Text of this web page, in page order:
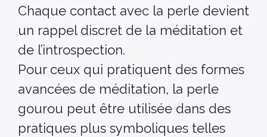
Chaque contact avec la perle devient
un rappel discret de la méditation et
de l’introspection.
Pour ceux qui pratiquent des formes
avancées de méditation, la perle
gourou peut être utilisée dans des
pratiques plus symboliques telles